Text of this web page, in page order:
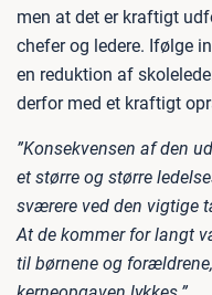
men at det er kraftigt
chefer og ledere. Ifølge
en reduktion af
derfor med et kraftigt
”Konsekvensen af den
et større og større
sværere ved den vigtige
At de kommer for langt
til børnene og